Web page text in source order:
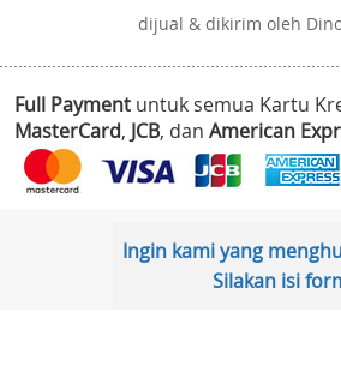
dijual & dikirim oleh
Full Payment untuk semua Kartu
MasterCard, JCB, dan American
Ingin kami yang
Silakan isi